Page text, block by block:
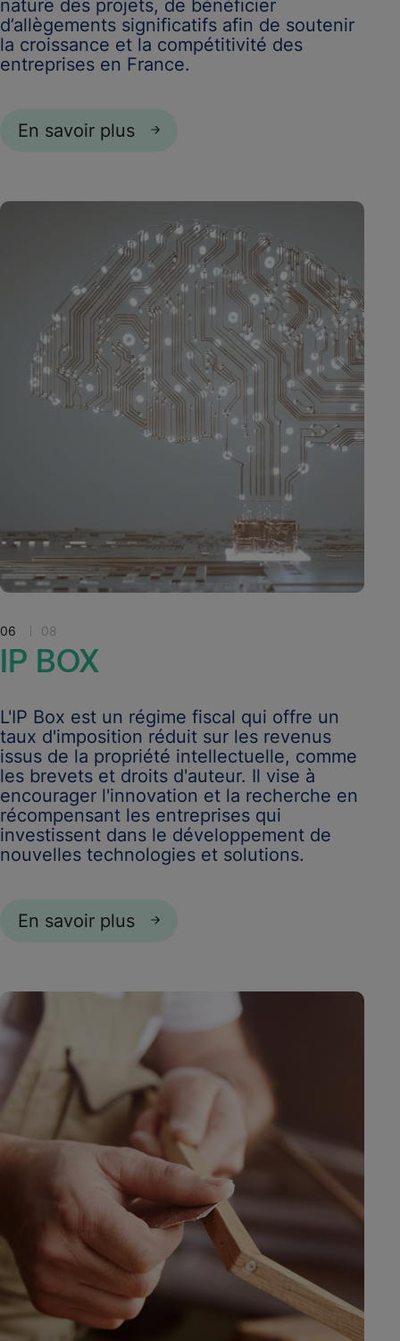
nature des projets, de bénéficier
d’allègements significatifs afin de soutenir
la croissance et la compétitivité des
entreprises en France.
En savoir plus
06 08
IP BOX
L'IP Box est un régime fiscal qui offre un
taux d'imposition réduit sur les revenus
issus de la propriété intellectuelle, comme
les brevets et droits d'auteur. Il vise à
encourager l'innovation et la recherche en
récompensant les entreprises qui
investissent dans le développement de
nouvelles technologies et solutions.
En savoir plus